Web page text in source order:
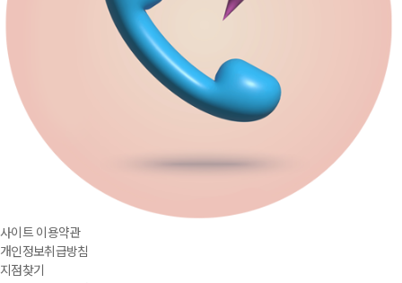
사이트 이용약관
개인정보취급방침
지점찾기